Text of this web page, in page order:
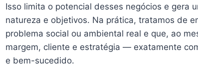
Isso limita o potencial desses negócios e gera
natureza e objetivos. Na prática, tratamos de
problema social ou ambiental real e que, ao
margem, cliente e estratégia — exatamente
e bem-sucedido.